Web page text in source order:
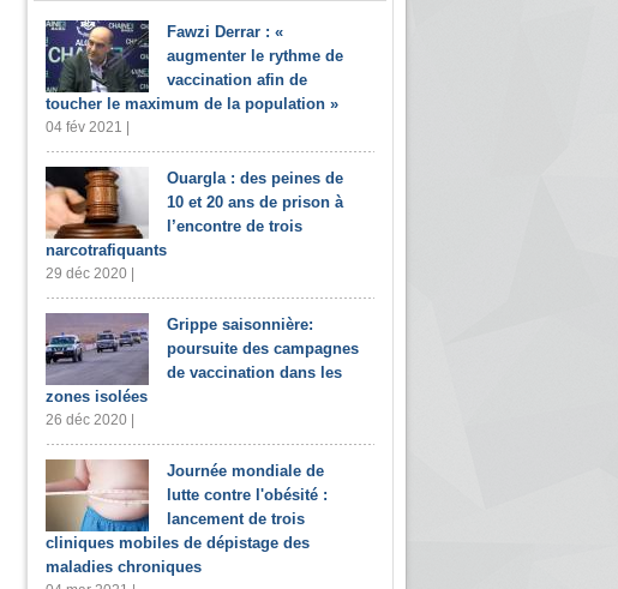
Fawzi Derrar : «
augmenter le rythme de
vaccination afin de
toucher le maximum de la population »
04 fév 2021 |
Ouargla : des peines de
10 et 20 ans de prison à
l’encontre de trois
narcotrafiquants
29 déc 2020 |
Grippe saisonnière:
poursuite des campagnes
de vaccination dans les
zones isolées
26 déc 2020 |
Journée mondiale de
lutte contre l'obésité :
lancement de trois
cliniques mobiles de dépistage des
maladies chroniques